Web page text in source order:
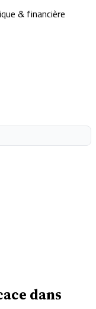
& financière
dans